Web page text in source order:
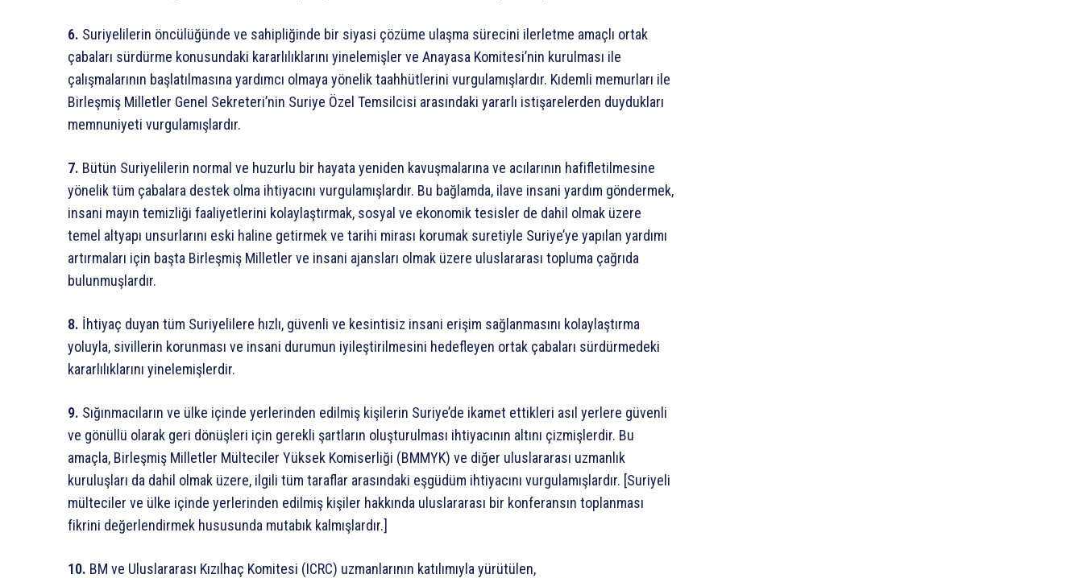
6. Suriyelilerin öncülüğünde ve sahipliğinde bir siyasi çözüme ulaşma sürecini ilerletme amaçlı ortak
çabaları sürdürme konusundaki kararlılıklarını yinelemişler ve Anayasa Komitesi’nin kurulması ile
çalışmalarının başlatılmasına yardımcı olmaya yönelik taahhütlerini vurgulamışlardır. Kıdemli memurları ile
Birleşmiş Milletler Genel Sekreteri’nin Suriye Özel Temsilcisi arasındaki yararlı istişarelerden duydukları
memnuniyeti vurgulamışlardır.
7. Bütün Suriyelilerin normal ve huzurlu bir hayata yeniden kavuşmalarına ve acılarının hafifletilmesine
yönelik tüm çabalara destek olma ihtiyacını vurgulamışlardır. Bu bağlamda, ilave insani yardım göndermek,
insani mayın temizliği faaliyetlerini kolaylaştırmak, sosyal ve ekonomik tesisler de dahil olmak üzere
temel altyapı unsurlarını eski haline getirmek ve tarihi mirası korumak suretiyle Suriye’ye yapılan yardımı
artırmaları için başta Birleşmiş Milletler ve insani ajansları olmak üzere uluslararası topluma çağrıda
bulunmuşlardır.
8. İhtiyaç duyan tüm Suriyelilere hızlı, güvenli ve kesintisiz insani erişim sağlanmasını kolaylaştırma
yoluyla, sivillerin korunması ve insani durumun iyileştirilmesini hedefleyen ortak çabaları sürdürmedeki
kararlılıklarını yinelemişlerdir.
9. Sığınmacıların ve ülke içinde yerlerinden edilmiş kişilerin Suriye’de ikamet ettikleri asıl yerlere güvenli
ve gönüllü olarak geri dönüşleri için gerekli şartların oluşturulması ihtiyacının altını çizmişlerdir. Bu
amaçla, Birleşmiş Milletler Mülteciler Yüksek Komiserliği (BMMYK) ve diğer uluslararası uzmanlık
kuruluşları da dahil olmak üzere, ilgili tüm taraflar arasındaki eşgüdüm ihtiyacını vurgulamışlardır. [Suriyeli
mülteciler ve ülke içinde yerlerinden edilmiş kişiler hakkında uluslararası bir konferansın toplanması
fikrini değerlendirmek hususunda mutabık kalmışlardır.]
10. BM ve Uluslararası Kızılhaç Komitesi (ICRC) uzmanlarının katılımıyla yürütülen,